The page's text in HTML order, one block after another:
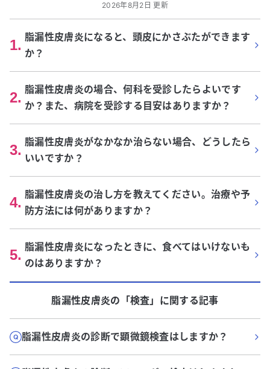
2026年8月2日 更新
1. 脂漏性皮膚炎になると、頭皮にかさぶたができます
か？
2. 脂漏性皮膚炎の場合、何科を受診したらよいです
か？また、病院を受診する目安はありますか？
3. 脂漏性皮膚炎がなかなか治らない場合、どうしたら
いいですか？
4. 脂漏性皮膚炎の治し方を教えてください。治療や予
防方法には何がありますか？
5. 脂漏性皮膚炎になったときに、食べてはいけないも
のはありますか？
脂漏性皮膚炎の「検査」に関する記事
脂漏性皮膚炎の診断で顕微鏡検査はしますか？